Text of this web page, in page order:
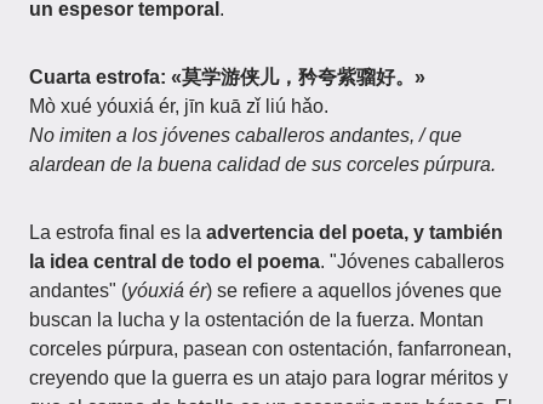
un espesor temporal .
Cuarta estrofa: «莫学游侠儿，矜夸紫骝好。»
Mò xué yóuxiá ér, jīn kuā zǐ liú hǎo.
No imiten a los jóvenes caballeros andantes, / que
alardean de la buena calidad de sus corceles púrpura.
La estrofa final es la advertencia del poeta, y también
la idea central de todo el poema. "Jóvenes caballeros
andantes" (yóuxiá ér) se refiere a aquellos jóvenes que
buscan la lucha y la ostentación de la fuerza. Montan
corceles púrpura, pasean con ostentación, fanfarronean,
creyendo que la guerra es un atajo para lograr méritos y